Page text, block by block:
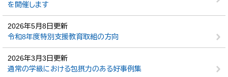
を開催します
2026年5月8日更新
令和8年度特別支援教育取組の方向
2026年3月3日更新
通常の学級における包摂力のある好事例集